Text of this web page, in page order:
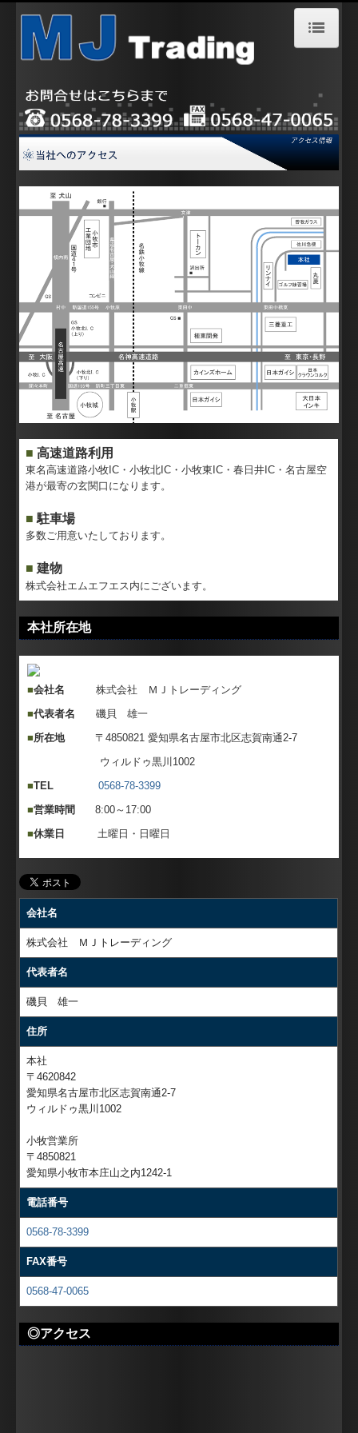
会社案内
お問合せ
サービス案内
設備機器/装置
排水処理
水のリサイクル
治具の製造販売
タイ語・英語翻訳
リクルート・求人のお問い合わせ
■ 高速道路利用
東名高速道路小牧IC・小牧北IC・小牧東IC・春日井IC・名古屋空
港が最寄の玄関口になります。
■ 駐車場
多数ご用意いたしております。
■ 建物
株式会社エムエフエス内にございます。
本社所在地
■会社名 株式会社 ＭＪトレーディング
■代表者名 磯貝 雄一
■所在地
〒4850821 愛知県名古屋市北区志賀南通2-7
ウィルドゥ黒川1002
■TEL
0568-78-3399
■営業時間
8:00～17:00
■休業日 土曜日・日曜日
会社名
株式会社 ＭＪトレーディング
代表者名
磯貝 雄一
住所
本社
〒4620842
愛知県名古屋市北区志賀南通2-7
ウィルドゥ黒川1002
小牧営業所
〒4850821
愛知県小牧市本庄山之内1242-1
電話番号
0568-78-3399
FAX番号
0568-47-0065
◎アクセス